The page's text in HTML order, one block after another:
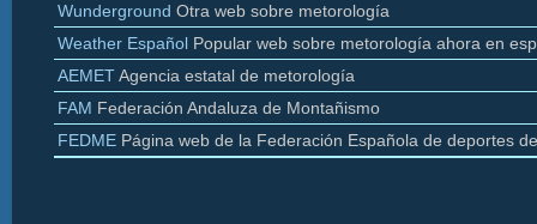
Wunderground Otra web sobre metorología
Weather Español Popular web sobre metorología ahora en
AEMETAgencia estatal de metorología
FAM Federación Andaluza de Montañismo
FEDME Página web de la Federación Española de deportes